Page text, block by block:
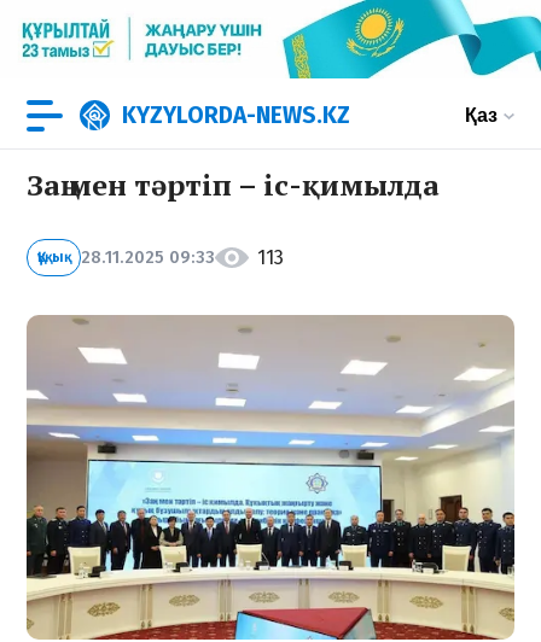
KYZYLORDA-NEWS.KZ Қаз
Заң мен тәртіп – іс-қимылда
Құқық 28.11.2025 09:33 113